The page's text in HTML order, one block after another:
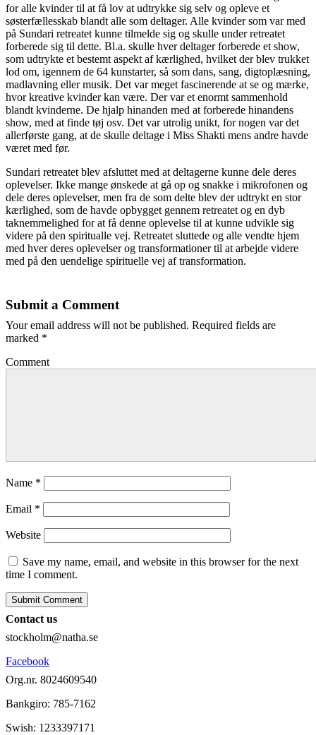
for alle kvinder til at få lov at udtrykke sig selv og opleve et
søsterfællesskab blandt alle som deltager. Alle kvinder som var med
på Sundari retreatet kunne tilmelde sig og skulle under retreatet
forberede sig til dette. Bl.a. skulle hver deltager forberede et show,
som udtrykte et bestemt aspekt af kærlighed, hvilket der blev trukket
lod om, igennem de 64 kunstarter, så som dans, sang, digtoplæsning,
madlavning eller musik. Det var meget fascinerende at se og mærke,
hvor kreative kvinder kan være. Der var et enormt sammenhold
blandt kvinderne. De hjalp hinanden med at forberede hinandens
show, med at finde tøj osv. Det var utrolig unikt, for nogen var det
allerførste gang, at de skulle deltage i Miss Shakti mens andre havde
været med før.
Sundari retreatet blev afsluttet med at deltagerne kunne dele deres
oplevelser. Ikke mange ønskede at gå op og snakke i mikrofonen og
dele deres oplevelser, men fra de som delte blev der udtrykt en stor
kærlighed, som de havde opbygget gennem retreatet og en dyb
taknemmelighed for at få denne oplevelse til at kunne udvikle sig
videre på den spiritualle vej. Retreatet sluttede og alle vendte hjem
med hver deres oplevelser og transformationer til at arbejde videre
med på den uendelige spirituelle vej af transformation.
Submit a Comment
Your email address will not be published. Required fields are
marked *
Comment
Name *
Email *
Website
Save my name, email, and website in this browser for the next
time I comment.
Contact us
stockholm@natha.se
Facebook
Org.nr. 8024609540
Bankgiro: 785-7162
Swish: 1233397171